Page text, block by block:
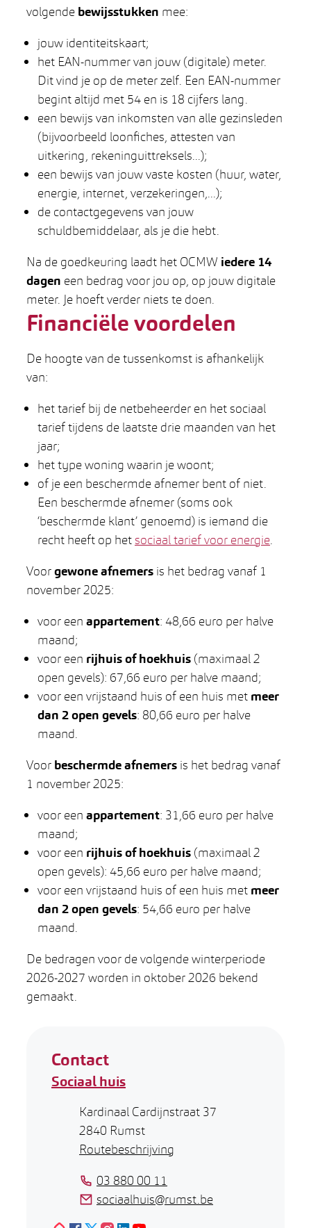
volgende bewijsstukken mee:
jouw identiteitskaart;
het EAN-nummer van jouw (digitale) meter.
Dit vind je op de meter zelf. Een EAN-nummer
begint altijd met 54 en is 18 cijfers lang.
een bewijs van inkomsten van alle gezinsleden
(bijvoorbeeld loonfiches, attesten van
uitkering, rekeninguittreksels...);
een bewijs van jouw vaste kosten (huur, water,
energie, internet, verzekeringen,...);
de contactgegevens van jouw
schuldbemiddelaar, als je die hebt.
Na de goedkeuring laadt het OCMW iedere 14
dagen een bedrag voor jou op, op jouw digitale
meter. Je hoeft verder niets te doen.
Financiële voordelen
De hoogte van de tussenkomst is afhankelijk
van:
het tarief bij de netbeheerder en het sociaal
tarief tijdens de laatste drie maanden van het
jaar;
het type woning waarin je woont;
of je een beschermde afnemer bent of niet.
Een beschermde afnemer (soms ook
‘beschermde klant’ genoemd) is iemand die
recht heeft op hetsociaal tarief voor energie.
Voorgewone afnemers is het bedrag vanaf 1
november 2025:
voor een appartement: 48,66 euro per halve
maand;
voor een rijhuis of hoekhuis (maximaal 2
open gevels): 67,66 euro per halve maand;
voor een vrijstaand huis of een huis met meer
dan 2 open gevels: 80,66 euro per halve
maand.
Voor beschermde afnemers is het bedrag vanaf
1 november 2025:
voor een appartement: 31,66 euro per halve
maand;
voor een rijhuis of hoekhuis (maximaal 2
open gevels): 45,66 euro per halve maand;
voor een vrijstaand huis of een huis met meer
dan 2 open gevels: 54,66 euro per halve
maand.
De bedragen voor de volgende winterperiode
2026-2027 worden in oktober 2026 bekend
gemaakt.
Contact
Sociaal huis
AdresKardinaal Cardijnstraat 37
,2840 Rumst
Routebeschrijving
03 880 00 11
E-mail
sociaalhuis@rumst.be